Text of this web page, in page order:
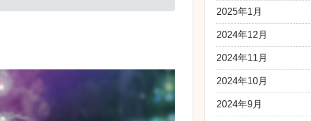
2025年1月
2024年12月
2024年11月
2024年10月
2024年9月